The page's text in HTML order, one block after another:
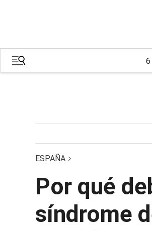
6
ESPAÑA
Por qué
síndrome